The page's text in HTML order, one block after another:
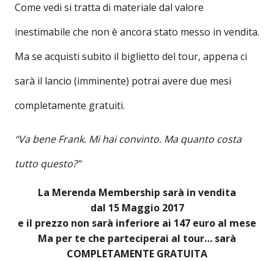
Come vedi si tratta di materiale dal valore
inestimabile che non è ancora stato messo in vendita.
Ma se acquisti subito il biglietto del tour, appena ci
sarà il lancio (imminente) potrai avere due mesi
completamente gratuiti.
“Va bene Frank. Mi hai convinto. Ma quanto costa
tutto questo?”
La Merenda Membership sarà in vendita
dal 15 Maggio 2017
e il prezzo non sarà inferiore ai 147 euro al mese
Ma per te che parteciperai al tour… sarà
COMPLETAMENTE GRATUITA